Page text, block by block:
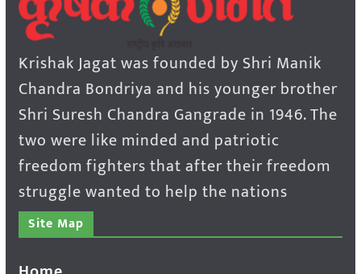
Krishak Jagat was founded by Shri Manik
Chandra Bondriya and his younger brother
Shri Suresh Chandra Gangrade in 1946. The
two were like minded and patriotic
freedom fighters that after their freedom
struggle wanted to help the nations
Site Map